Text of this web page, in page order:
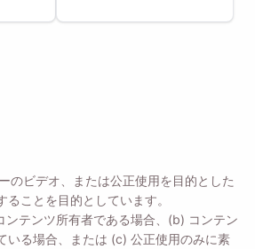
のビデオ、または公正使用を目的とした
ることを目的としています。
ンテンツ所有者である場合、(b) コンテン
いる場合、または (c) 公正使用のみに素